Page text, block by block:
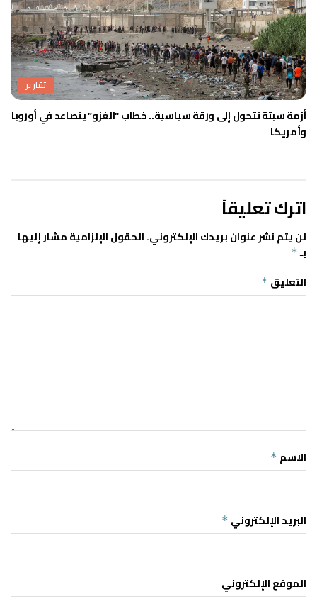
تقارير
أزمة سبتة تتحول إلى ورقة سياسية.. خطاب “الغزو” يتصاعد في أوروبا
وأمريكا
اترك تعليقاً
لن يتم نشر عنوان بريدك الإلكتروني.الحقول الإلزامية مشار إليها
بـ *
التعليق *
الاسم *
البريد الإلكتروني *
الموقع الإلكتروني